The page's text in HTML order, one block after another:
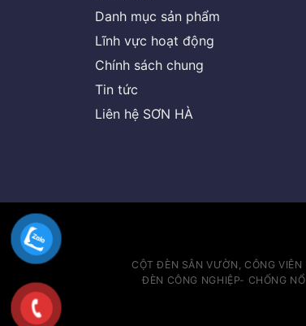
Danh mục sản phẩm
Lĩnh vực hoạt động
Chính sách chung
Tin tức
Liên hệ SƠN HÀ
CỘT ĐÈN SÂN VƯỜN, CÔNG VIÊN
ĐÈN CÔNG NGHIỆP- CHỐNG NỔ